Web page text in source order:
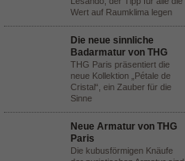
Wert auf Raumklima legen
Die neue sinnliche
Badarmatur von THG
THG Paris präsentiert die
neue Kollektion „Pétale de
Cristal“, ein Zauber für die
Sinne
Neue Armatur von THG
Paris
Die kubusförmigen Knäufe